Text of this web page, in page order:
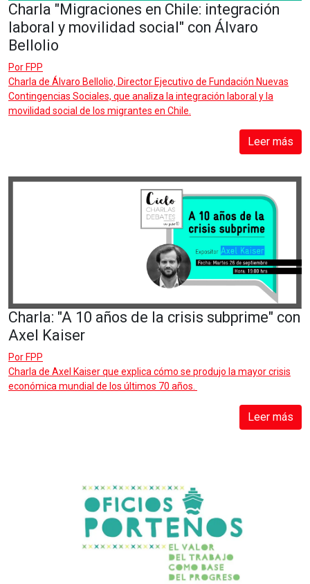
Charla "Migraciones en Chile: integración
laboral y movilidad social" con Álvaro
Bellolio
Por FPP
Charla de Álvaro Bellolio, Director Ejecutivo de Fundación Nuevas
Contingencias Sociales, que analiza la integración laboral y la
movilidad social de los migrantes en Chile.
Leer más
Charla: "A 10 años de la crisis subprime" con
Axel Kaiser
Por FPP
Charla de Axel Kaiser que explica cómo se produjo la mayor crisis
económica mundial de los últimos 70 años.
Leer más